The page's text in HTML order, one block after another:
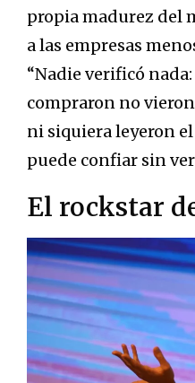
propia madurez del
a las empresas
“Nadie verificó
compraron no
ni siquiera leyeron el
puede confiar sin
El rockstar